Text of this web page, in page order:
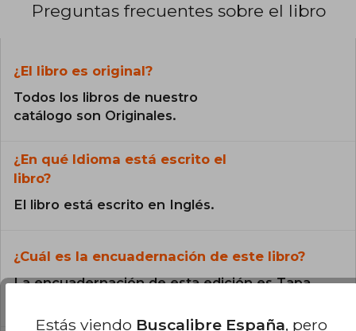
Preguntas frecuentes sobre el libro
¿El libro es original?
Todos los libros de nuestro
catálogo son Originales.
¿En qué Idioma está escrito el
libro?
El libro está escrito en Inglés.
¿Cuál es la encuadernación de este libro?
La encuadernación de esta edición es Tapa
Estás viendo Buscalibre España, pero